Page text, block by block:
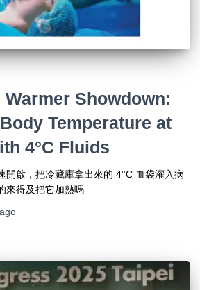
Showdown:
Temperature at
4°C Fluids
開啟，把冷藏庫拿出來的 4°C 血袋灌入病
來得及把它加熱嗎
ago